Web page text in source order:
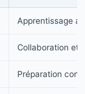
Apprentissage
Collaboration et
Préparation